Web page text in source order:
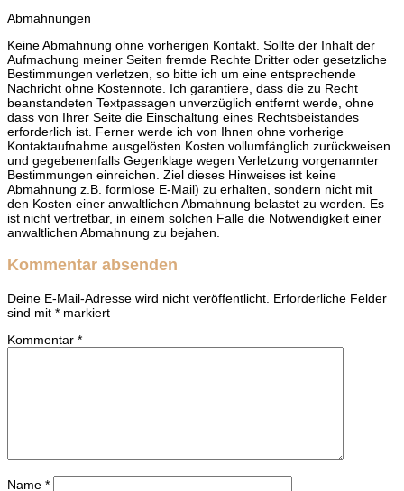
Abmahnungen
Keine Abmahnung ohne vorherigen Kontakt. Sollte der Inhalt der
Aufmachung meiner Seiten fremde Rechte Dritter oder gesetzliche
Bestimmungen verletzen, so bitte ich um eine entsprechende
Nachricht ohne Kostennote. Ich garantiere, dass die zu Recht
beanstandeten Textpassagen unverzüglich entfernt werde, ohne
dass von Ihrer Seite die Einschaltung eines Rechtsbeistandes
erforderlich ist. Ferner werde ich von Ihnen ohne vorherige
Kontaktaufnahme ausgelösten Kosten vollumfänglich zurückweisen
und gegebenenfalls Gegenklage wegen Verletzung vorgenannter
Bestimmungen einreichen. Ziel dieses Hinweises ist keine
Abmahnung z.B. formlose E-Mail) zu erhalten, sondern nicht mit
den Kosten einer anwaltlichen Abmahnung belastet zu werden. Es
ist nicht vertretbar, in einem solchen Falle die Notwendigkeit einer
anwaltlichen Abmahnung zu bejahen.
Kommentar absenden
Deine E-Mail-Adresse wird nicht veröffentlicht. Erforderliche Felder
sind mit * markiert
Kommentar *
Name *